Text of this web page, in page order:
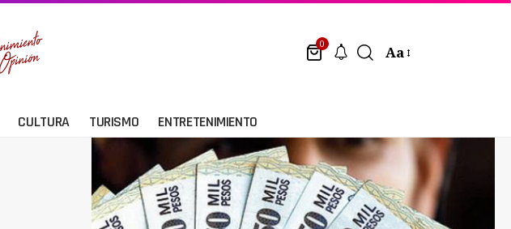
0 Aa
CULTURA TURISMO ENTRETENIMIENTO